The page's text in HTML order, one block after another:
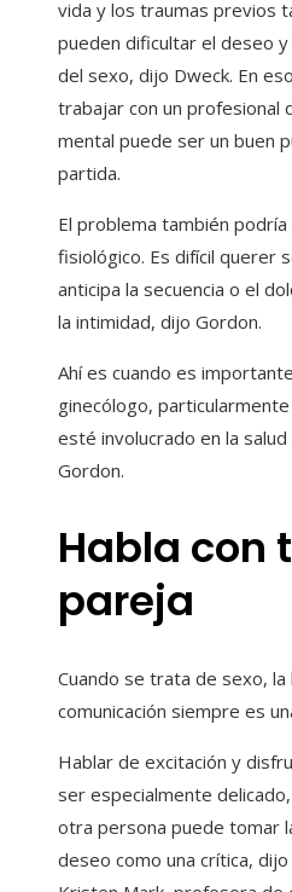
vida y los traumas previos
pueden dificultar el deseo
del sexo, dijo Dweck. En
trabajar con un profesional
mental puede ser un buen
partida.
El problema también
fisiológico. Es difícil querer
anticipa la secuencia o el
la intimidad, dijo Gordon.
Ahí es cuando es
ginecólogo,
esté involucrado en la
Gordon.
Habla con
pareja
Cuando se trata de sexo, la
comunicación siempre es
Hablar de excitación y
ser especialmente
otra persona puede tomar
deseo como una crítica, dijo